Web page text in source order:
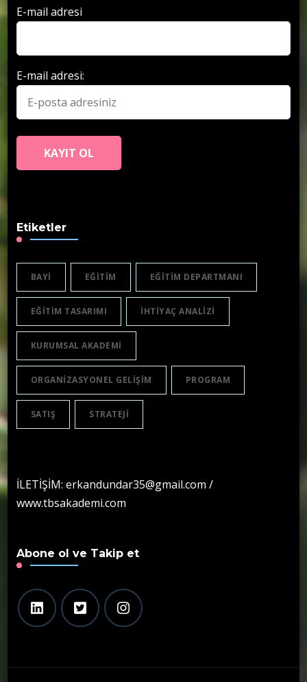
E-mail adresi
E-mail adresi:
Etiketler
BAYI EĞITIM EĞITIM DEPARTMANI
EĞITIM TASARIMI IHTIYAÇ ANALIZI
KURUMSAL AKADEMI
ORGANIZASYONEL GELIŞIM PROGRAM
SATIŞ STRATEJI
İLETİŞİM: erkandundar35@gmail.com /
www.tbsakademi.com
Abone ol ve Takip et